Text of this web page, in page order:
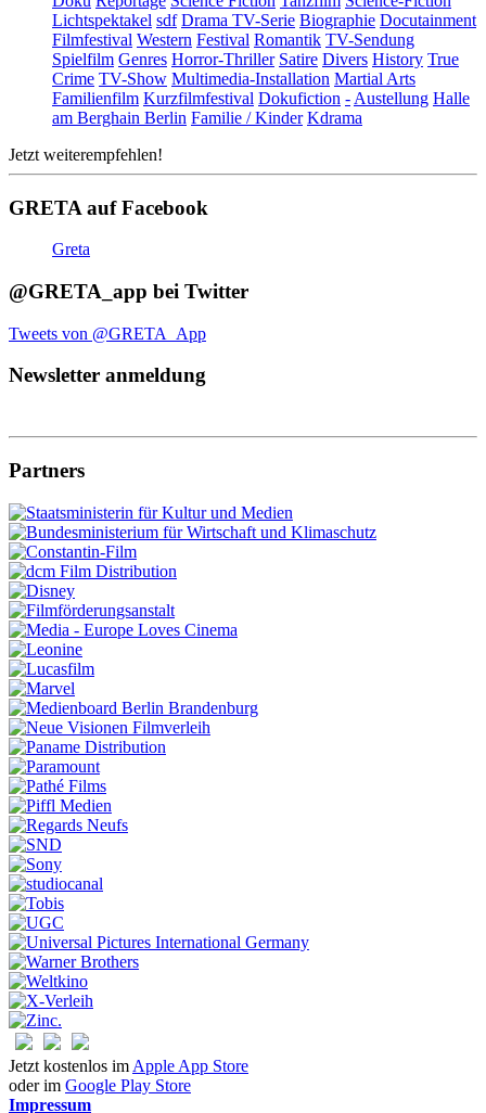
Lichtspektakel sdf Drama TV-Serie Biographie Docutainment
Filmfestival Western Festival Romantik TV-Sendung
Spielfilm Genres Horror-Thriller Satire Divers History True
Crime TV-Show Multimedia-Installation Martial Arts
Familienfilm Kurzfilmfestival Dokufiction - Austellung Halle
am Berghain Berlin Familie / Kinder Kdrama
Jetzt weiterempfehlen!
GRETA auf Facebook
Greta
@GRETA_app bei Twitter
Tweets von @GRETA_App
Newsletter anmeldung
Partners
Jetzt kostenlos im Apple App Store
oder im Google Play Store
Impressum